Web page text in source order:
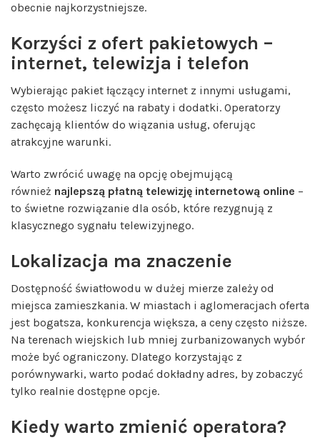
obecnie najkorzystniejsze.
Korzyści z ofert pakietowych –
internet, telewizja i telefon
Wybierając pakiet łączący internet z innymi usługami,
często możesz liczyć na rabaty i dodatki. Operatorzy
zachęcają klientów do wiązania usług, oferując
atrakcyjne warunki.
Warto zwrócić uwagę na opcję obejmującą
również najlepszą płatną telewizję internetową online –
to świetne rozwiązanie dla osób, które rezygnują z
klasycznego sygnału telewizyjnego.
Lokalizacja ma znaczenie
Dostępność światłowodu w dużej mierze zależy od
miejsca zamieszkania. W miastach i aglomeracjach oferta
jest bogatsza, konkurencja większa, a ceny często niższe.
Na terenach wiejskich lub mniej zurbanizowanych wybór
może być ograniczony. Dlatego korzystając z
porównywarki, warto podać dokładny adres, by zobaczyć
tylko realnie dostępne opcje.
Kiedy warto zmienić operatora?